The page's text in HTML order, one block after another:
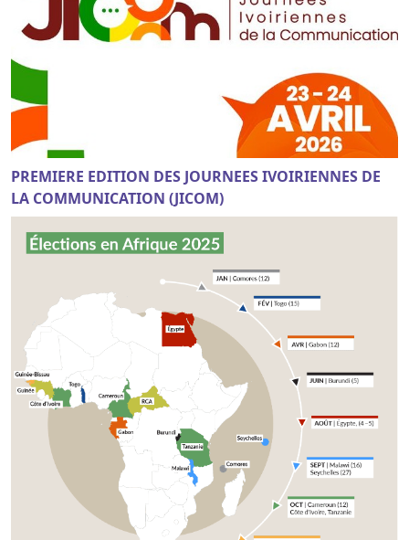
PREMIERE EDITION DES JOURNEES IVOIRIENNES DE
LA COMMUNICATION (JICOM)